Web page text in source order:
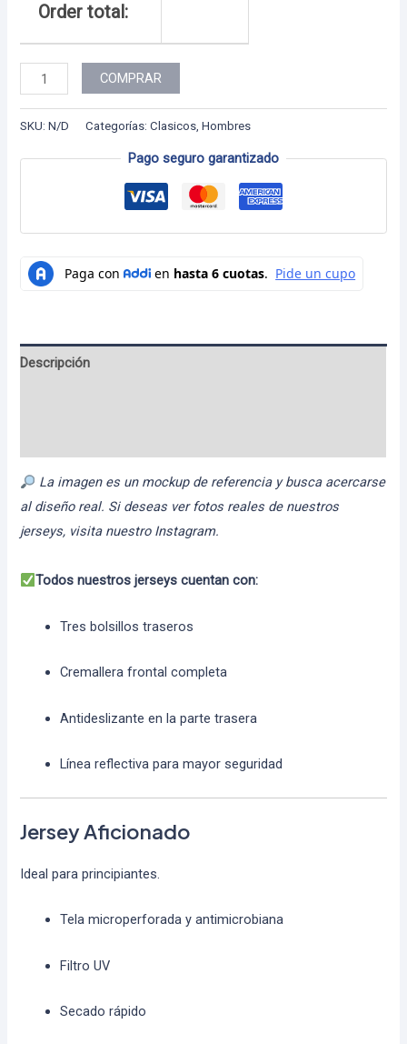
Order total:
Hombre
-
03
COMPRAR
SKU:N/D Categorías:Clasicos ,Hombres
Pago seguro garantizado
Descripción
La imagen es un mockup de referencia y busca acercarse
al diseño real. Si deseas ver fotos reales de nuestros
jerseys, visita nuestro Instagram.
Todos nuestros jerseys cuentan con:
Tres bolsillos traseros
Cremallera frontal completa
Antideslizante en la parte trasera
Línea reflectiva para mayor seguridad
Jersey Aficionado
Ideal para principiantes.
Tela microperforada y antimicrobiana
Filtro UV
Secado rápido